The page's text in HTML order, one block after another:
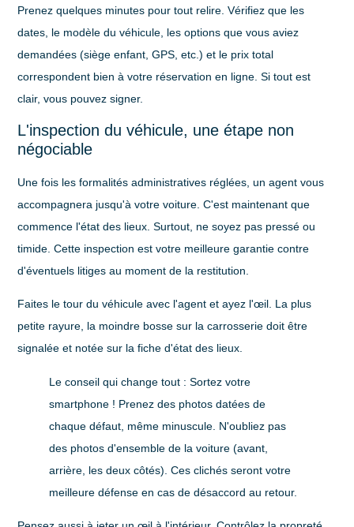
Prenez quelques minutes pour tout relire. Vérifiez que les
dates, le modèle du véhicule, les options que vous aviez
demandées (siège enfant, GPS, etc.) et le prix total
correspondent bien à votre réservation en ligne. Si tout est
clair, vous pouvez signer.
L'inspection du véhicule, une étape non
négociable
Une fois les formalités administratives réglées, un agent vous
accompagnera jusqu'à votre voiture. C'est maintenant que
commence l'état des lieux. Surtout, ne soyez pas pressé ou
timide. Cette inspection est votre meilleure garantie contre
d'éventuels litiges au moment de la restitution.
Faites le tour du véhicule avec l'agent et ayez l'œil. La plus
petite rayure, la moindre bosse sur la carrosserie doit être
signalée et notée sur la fiche d'état des lieux.
Le conseil qui change tout : Sortez votre
smartphone ! Prenez des photos datées de
chaque défaut, même minuscule. N'oubliez pas
des photos d'ensemble de la voiture (avant,
arrière, les deux côtés). Ces clichés seront votre
meilleure défense en cas de désaccord au retour.